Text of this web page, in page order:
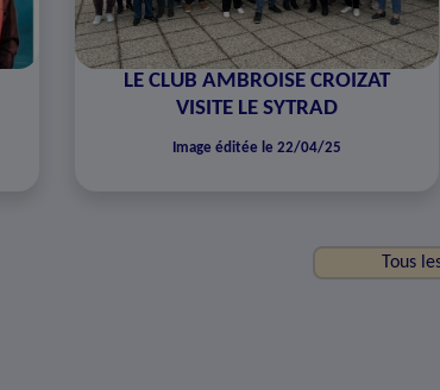
LE CLUB AMBROISE CROIZAT
VISITE LE SYTRAD
Image éditée le 22/04/25
Tous